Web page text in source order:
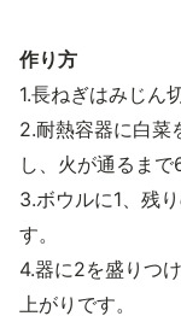
作り方
1.長ねぎはみじん
2.耐熱容器に白菜
し、火が通るま
3.ボウルに1、残
す。
4.器に2を盛りつ
上がりです。